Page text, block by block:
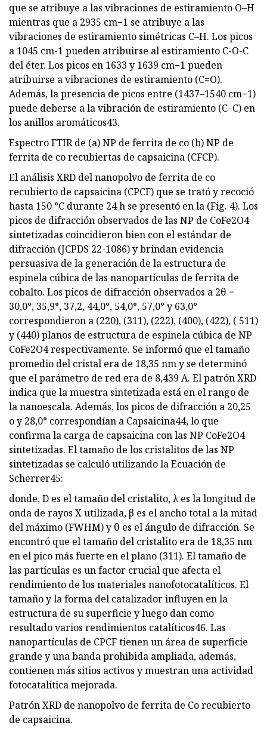
que se atribuye a las vibraciones de estiramiento O–H
mientras que a 2935 cm−1 se atribuye a las
vibraciones de estiramiento simétricas C–H. Los picos
a 1045 cm-1 pueden atribuirse al estiramiento C-O-C
del éter. Los picos en 1633 y 1639 cm−1 pueden
atribuirse a vibraciones de estiramiento (C=O).
Además, la presencia de picos entre (1437–1540 cm−1)
puede deberse a la vibración de estiramiento (C–C) en
los anillos aromáticos43.
Espectro FTIR de (a) NP de ferrita de co (b) NP de
ferrita de co recubiertas de capsaicina (CFCP).
El análisis XRD del nanopolvo de ferrita de co
recubierto de capsaicina (CPCF) que se trató y recoció
hasta 150 °C durante 24 h se presentó en la (Fig. 4). Los
picos de difracción observados de las NP de CoFe2O4
sintetizadas coincidieron bien con el estándar de
difracción (JCPDS 22-1086) y brindan evidencia
persuasiva de la generación de la estructura de
espinela cúbica de las nanopartículas de ferrita de
cobalto. Los picos de difracción observados a 2θ =
30,0°, 35,9°, 37,2, 44,0°, 54,0°, 57,0° y 63,0°
correspondieron a (220), (311), (222), (400), (422), ( 511)
y (440) planos de estructura de espinela cúbica de NP
CoFe2O4 respectivamente. Se informó que el tamaño
promedio del cristal era de 18,35 nm y se determinó
que el parámetro de red era de 8,439 A. El patrón XRD
indica que la muestra sintetizada está en el rango de
la nanoescala. Además, los picos de difracción a 20,25
o y 28,0° correspondían a Capsaicina44, lo que
confirma la carga de capsaicina con las NP CoFe2O4
sintetizadas. El tamaño de los cristalitos de las NP
sintetizadas se calculó utilizando la Ecuación de
Scherrer45:
donde, D es el tamaño del cristalito, λ es la longitud de
onda de rayos X utilizada, β es el ancho total a la mitad
del máximo (FWHM) y θ es el ángulo de difracción. Se
encontró que el tamaño del cristalito era de 18,35 nm
en el pico más fuerte en el plano (311). El tamaño de
las partículas es un factor crucial que afecta el
rendimiento de los materiales nanofotocatalíticos. El
tamaño y la forma del catalizador influyen en la
estructura de su superficie y luego dan como
resultado varios rendimientos catalíticos46. Las
nanopartículas de CPCF tienen un área de superficie
grande y una banda prohibida ampliada, además,
contienen más sitios activos y muestran una actividad
fotocatalítica mejorada.
Patrón XRD de nanopolvo de ferrita de Co recubierto
de capsaicina.